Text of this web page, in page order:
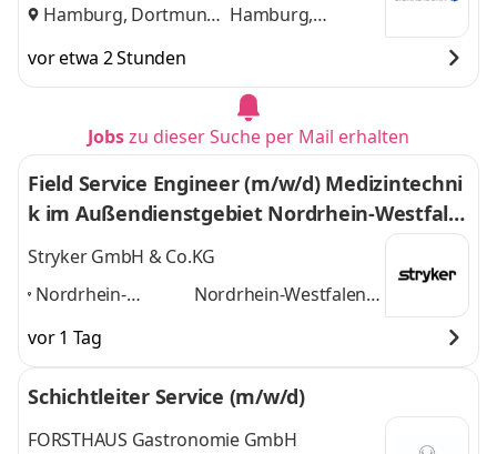
Hamburg, Dortmund Hamburg,
vor etwa 2 Stunden
Jobszu dieser Suche per Mail erhalten
Field Service Engineer (m/w/d) Medizintechni
k im Außendienstgebiet Nordrhein-Westfale
n
Stryker GmbH & Co.KG
Nordrhein-
(Duisburg,
Dortmund,
Düsseldorf, Köln,
Wuppertal)
Nordrhein-Westfalen
Wuppertal)und 2
weitere
vor 1 Tag
Schichtleiter Service (m/w/d)
FORSTHAUS Gastronomie GmbH